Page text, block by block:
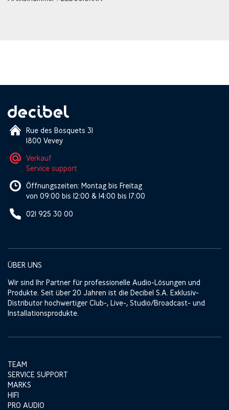
Rue des Bosquets 31
1800 Vevey
Verkauf
Service support
Öffnungszeiten: Montag bis Freitag
von 09:00 bis 12:00 & 14:00 bis 17:00
021 925 30 00
ÜBER UNS
Wir sind Ihr Partner für professionelle Audio-Lösungen und
Produkte. Seit über 20 Jahren ist die Decibel S.A. Exklusiv-
Distributor hochwertiger Club-, Live-, Studio/Broadcast- und
Installationsprodukte.
TEAM
SERVICE SUPPORT
MARKS
HIFI
PRO AUDIO